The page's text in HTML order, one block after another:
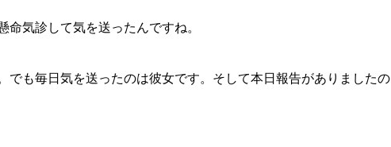
気診して気を送ったんですね。
も毎日気を送ったのは彼女です。そして本日報告がありましたの